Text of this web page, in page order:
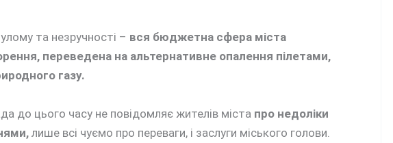
та незручності – вся бюджетна сфера міста
переведена на альтернативне опалення пілетами,
газу.
до цього часу не повідомляє жителів міста про недоліки
лише всі чуємо про переваги, і заслуги міського голови.